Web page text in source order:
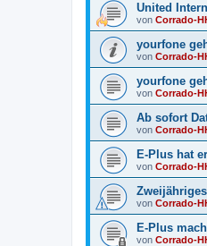
United
von Corrado-
yourfone
von Corrado-
yourfone
von Corrado-
Ab sofort
von Corrado-
E-Plus hat
von Corrado-
von Corrado-
E-Plus
von Corrado-